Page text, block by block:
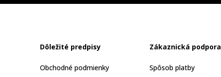
Dôležité predpisy
Obchodné podmienky
Zákaznická podpora
Spôsob platby